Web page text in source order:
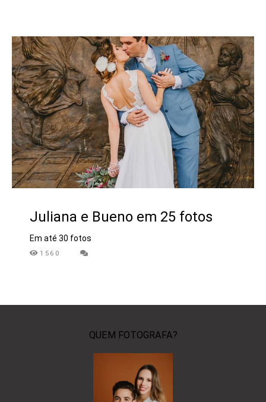
Juliana e Bueno em 25 fotos
Em até 30 fotos
1560
QUEM FOTOGRAFA?